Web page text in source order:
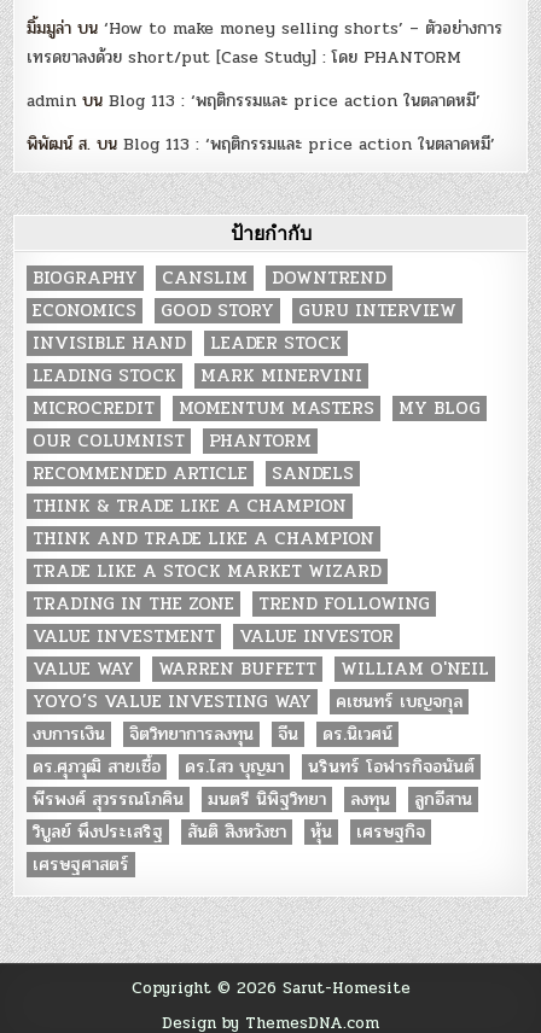
มิ้มมูล่า บน‘How to make money selling shorts’ – ตัวอย่างการ
เทรดขาลงด้วย short/put [Case Study] : โดย PHANTORM
admin บนBlog 113 : ‘พฤติกรรมและ price action ในตลาดหมี’
พิพัฒน์ ส. บนBlog 113 : ‘พฤติกรรมและ price action ในตลาดหมี’
ป้ายกำกับ
BIOGRAPHY CANSLIM
DOWNTREND
ECONOMICS
GOOD STORY
GURU INTERVIEW
INVISIBLE HAND
LEADER STOCK
LEADING STOCK
MARK MINERVINI
MICROCREDIT
MOMENTUM MASTERS
MY BLOG
OUR COLUMNIST
PHANTORM
RECOMMENDED ARTICLE
SANDELS
THINK & TRADE LIKE A CHAMPION
THINK AND TRADE LIKE A CHAMPION
TRADE LIKE A STOCK MARKET WIZARD
TRADING IN THE ZONE
TREND FOLLOWING
VALUE INVESTMENT
VALUE INVESTOR
VALUE WAY
WARREN BUFFETT
WILLIAM O'NEIL
YOYO’S VALUE INVESTING WAY
คเชนทร์ เบญจกุล
งบการเงิน
จิตวิทยาการลงทุน จีน
ดร.นิเวศน์
ดร.ศุภวุฒิ สายเชื้อ
ดร.ไสว บุญมา
นรินทร์ โอฬารกิจอนันต์
พีรพงศ์ สุวรรณโภคิน
มนตรี นิพิฐวิทยา ลงทุน
ลูกอีสาน
วิบูลย์ พึงประเสริฐ
สันติ สิงหวังชา หุ้น
เศรษฐกิจ
เศรษฐศาสตร์
Copyright © 2026 Sarut-Homesite
Design by ThemesDNA.com